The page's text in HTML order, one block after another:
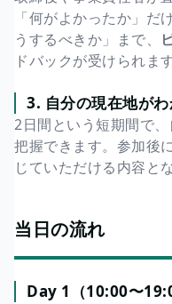
「何がよかったか」だ
うするべきか」まで、
ドバックが受けられます
3. 自分の現在地が
2日間という短期間で
把握できます。参加後
じていただける内容と
当日の流れ
Day 1（10:00〜